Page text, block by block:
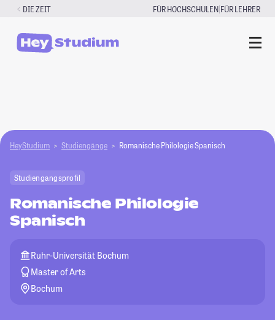
Zum
springen
DIE ZEIT FÜR HOCHSCHULEN|FÜR LEHRER
HeyStudium Studiengänge Romanische Philologie Spanisch
Studiengangsprofil
Romanische Philologie
Spanisch
Ruhr-Universität Bochum
Master of Arts
Bochum